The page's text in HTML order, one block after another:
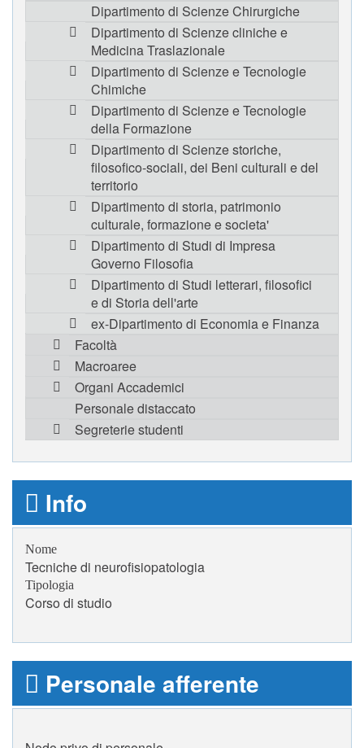
Dipartimento di Scienze Chirurgiche
Dipartimento di Scienze cliniche e
Medicina Traslazionale
Dipartimento di Scienze e Tecnologie
Chimiche
Dipartimento di Scienze e Tecnologie
della Formazione
Dipartimento di Scienze storiche,
filosofico-sociali, dei Beni culturali e del
territorio
Dipartimento di storia, patrimonio
culturale, formazione e societa'
Dipartimento di Studi di Impresa
Governo Filosofia
Dipartimento di Studi letterari, filosofici
e di Storia dell'arte
ex-Dipartimento di Economia e Finanza
Facoltà
Macroaree
Organi Accademici
Personale distaccato
Segreterie studenti
Info
Nome
Tecniche di neurofisiopatologia
Tipologia
Corso di studio
Personale afferente